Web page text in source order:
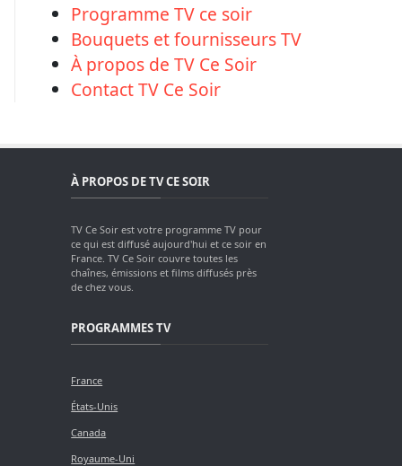
Programme TV ce soir
Bouquets et fournisseurs TV
À propos de TV Ce Soir
Contact TV Ce Soir
À PROPOS DE TV CE SOIR
TV Ce Soir est votre programme TV pour
ce qui est diffusé aujourd'hui et ce soir en
France. TV Ce Soir couvre toutes les
chaînes, émissions et films diffusés près
de chez vous.
PROGRAMMES TV
France
États-Unis
Canada
Royaume-Uni